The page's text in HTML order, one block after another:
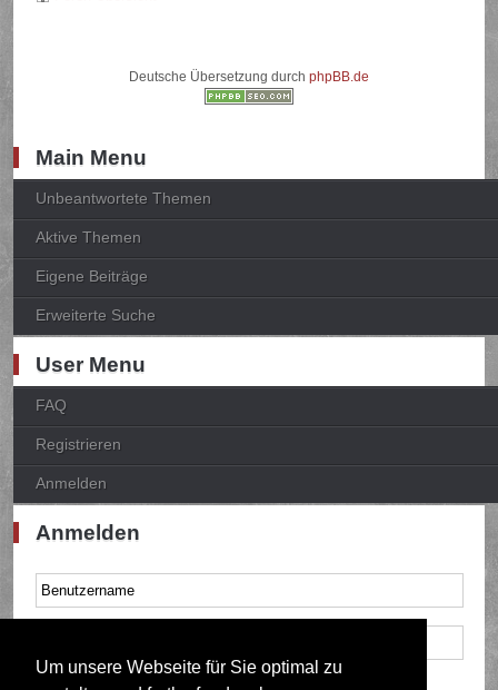
Um unsere Webseite für Sie optimal zu
Deutsche Übersetzung durch phpBB.de
Main Menu
Unbeantwortete Themen
Aktive Themen
Eigene Beiträge
Erweiterte Suche
User Menu
FAQ
Registrieren
Anmelden
Anmelden